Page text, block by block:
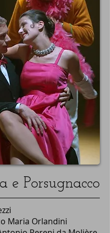
e Porsugnacco
Maria Orlandini